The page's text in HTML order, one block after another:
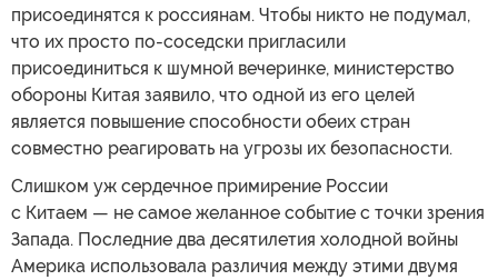
присоединятся к россиянам. Чтобы никто не подумал,
что их просто по-соседски пригласили
присоединиться к шумной вечеринке, министерство
обороны Китая заявило, что одной из его целей
является повышение способности обеих стран
совместно реагировать на угрозы их безопасности.
Слишком уж сердечное примирение России
с Китаем — не самое желанное событие с точки зрения
Запада. Последние два десятилетия холодной войны
Америка использовала различия между этими двумя